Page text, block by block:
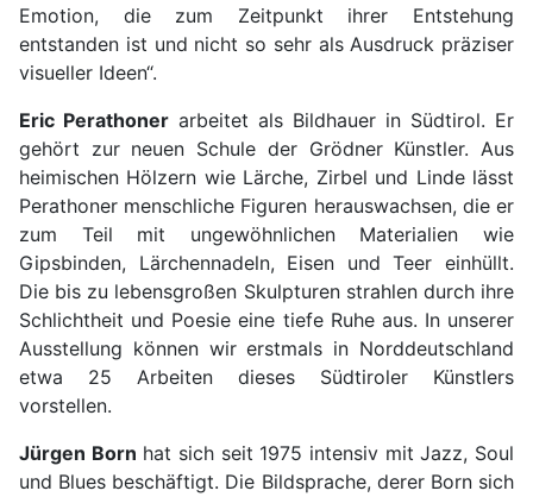
Emotion, die zum Zeitpunkt ihrer Entstehung
entstanden ist und nicht so sehr als Ausdruck präziser
visueller Ideen“.
Eric Perathoner arbeitet als Bildhauer in Südtirol. Er
gehört zur neuen Schule der Grödner Künstler. Aus
heimischen Hölzern wie Lärche, Zirbel und Linde lässt
Perathoner menschliche Figuren herauswachsen, die er
zum Teil mit ungewöhnlichen Materialien wie
Gipsbinden, Lärchennadeln, Eisen und Teer einhüllt.
Die bis zu lebensgroßen Skulpturen strahlen durch ihre
Schlichtheit und Poesie eine tiefe Ruhe aus. In unserer
Ausstellung können wir erstmals in Norddeutschland
etwa 25 Arbeiten dieses Südtiroler Künstlers
vorstellen.
Jürgen Born hat sich seit 1975 intensiv mit Jazz, Soul
und Blues beschäftigt. Die Bildsprache, derer Born sich